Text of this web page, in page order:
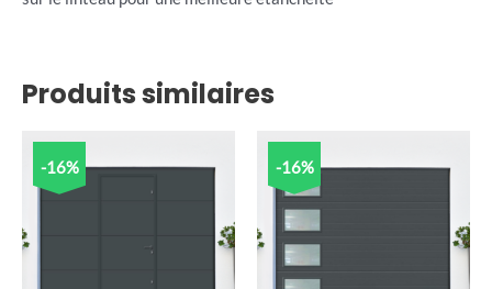
Produits similaires
-16% -16%